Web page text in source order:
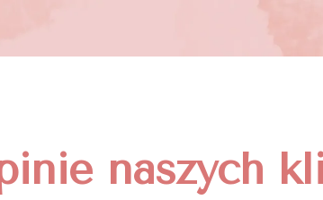
naszych